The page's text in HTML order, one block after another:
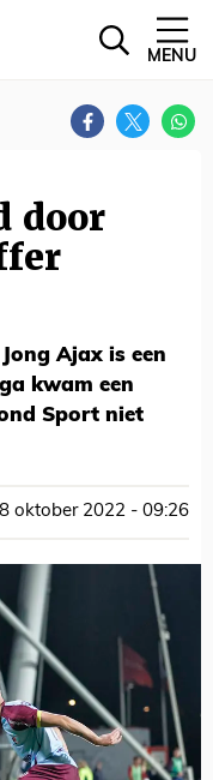
MENU
door
Ajax is een
kwam een
Sport niet
oktober 2022 - 09:26